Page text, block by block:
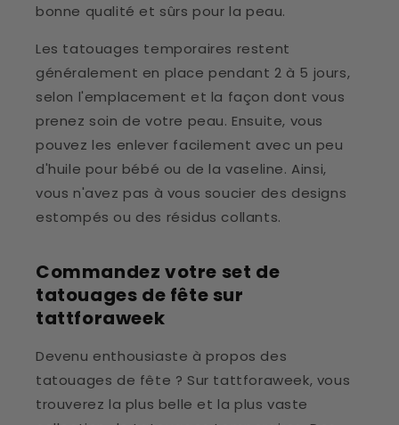
bonne qualité et sûrs pour la peau.
Les tatouages temporaires restent
généralement en place pendant 2 à 5 jours,
selon l'emplacement et la façon dont vous
prenez soin de votre peau. Ensuite, vous
pouvez les enlever facilement avec un peu
d'huile pour bébé ou de la vaseline. Ainsi,
vous n'avez pas à vous soucier des designs
estompés ou des résidus collants.
Commandez votre set de
tatouages de fête sur
tattforaweek
Devenu enthousiaste à propos des
tatouages de fête ? Sur tattforaweek, vous
trouverez la plus belle et la plus vaste